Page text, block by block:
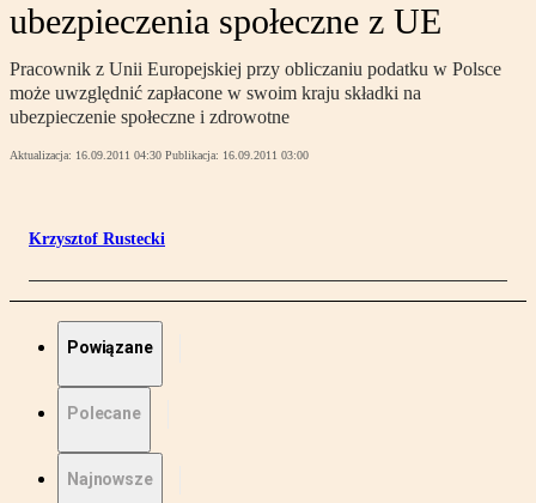
ubezpieczenia społeczne z UE
Pracownik z Unii Europejskiej przy obliczaniu podatku w Polsce
może uwzględnić zapłacone w swoim kraju składki na
ubezpieczenie społeczne i zdrowotne
Aktualizacja: 16.09.2011 04:30 Publikacja: 16.09.2011 03:00
Krzysztof Rustecki
Powiązane
Polecane
Najnowsze